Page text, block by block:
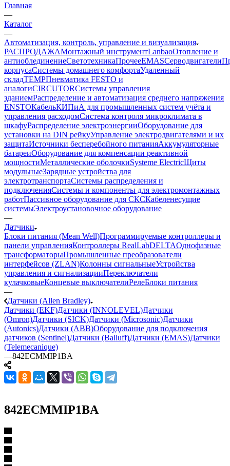
Главная
—
Каталог
—
Автоматизация, контроль, управление и визуализация
РАСПРОДАЖАМонтажный инструментLanbaoОтопление и
антиоблединениеСветотехникаПрочееEMASCерводвигатели
корпусаСистемы домашнего комфортаУдаленный
складTEMPПневматика FESTO и
аналогиCIRCUTORСистемы управления
зданиемРаспределение и автоматизация среднего напряжения
ENSTOКабельКИПиА для промышленных систем учёта и
управления расходомСистема контроля микроклимата в
шкафуРаспределение электроэнергииОборудование для
установки на DIN рейкуУправление электродвигателями и их
защитаИсточники бесперебойного питанияАккумуляторные
батареиОборудование для компенсации реактивной
мощностиМеталлические оболочкиSysteme ElectricЩиты
модульныеЗарядные устройства для
электротранспортаСистемы распределения и
подключенияСистемы и компоненты для электромонтажных
работПассивное оборудование для СКСКабеленесущие
системыЭлектроустановочное оборудование
—
Датчики
Блоки питания (Mean Well)Программируемые контроллеры и
панели управленияКонтроллеры RealLabDELTAОднофазные
трансформаторыПромышленные преобразователи
интерфейсов (ZLAN)Колонны сигнальныеУстройства
управления и сигнализацииПереключатели
кулачковыеКонцевые выключателиРелеБлоки питания
—
Датчики (Allen Bradley)
Датчики (EKF)Датчики (INNOLEVEL)Датчики
(Omron)Датчики (SICK)Датчики (Microsonic)Датчики
(Autonics)Датчики (ABB)Оборудование для подключения
датчиков (Sentinel)Датчики (Balluff)Датчики (EMAS)Датчики
(Telemecanique)
—842ECMMIP1BA
842ECMMIP1BA